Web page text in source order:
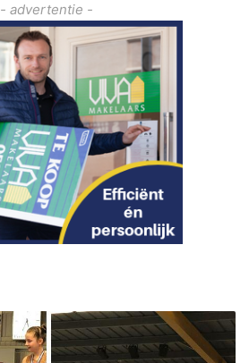
- advertentie -